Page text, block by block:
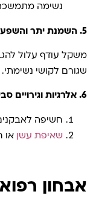
נשימה
5. השמנת יתר
משקל עודף עלול
שגורם לקושי נשימתי.
6. אלרגיות וגירויים
חשיפה
שאיפת עשן או
אבחון